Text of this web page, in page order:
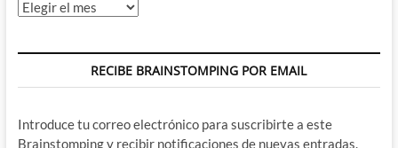
Archivos
RECIBE BRAINSTOMPING POR EMAIL
Introduce tu correo electrónico para suscribirte a este
Brainstomping y recibir notificaciones de nuevas entradas.